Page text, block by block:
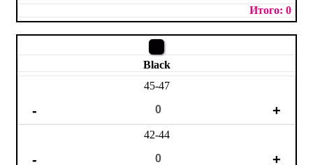
0
Black
45-47
42-44